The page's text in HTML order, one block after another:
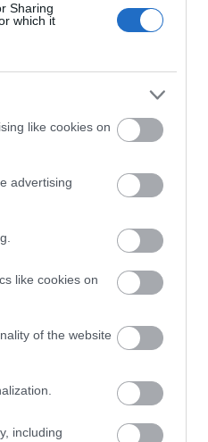
Sharing
which it
like cookies on
advertising
like cookies on
of the website
including
az a
HIRDETÉS
BESZÁMOLÓK
ZENÉS
VOLT A
ZAJ
SOHA